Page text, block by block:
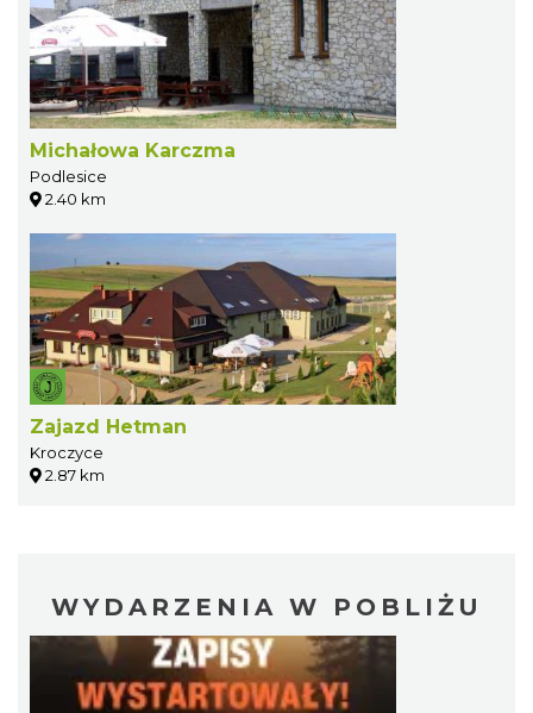
Michałowa Karczma
Podlesice
2.40 km
Zajazd Hetman
Kroczyce
2.87 km
WYDARZENIA W POBLIŻU